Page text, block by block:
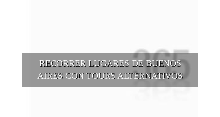
RECORRER LUGARES DE BUENOS
AIRES CON TOURS ALTERNATIVOS